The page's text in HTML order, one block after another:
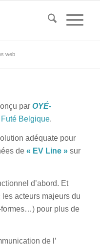
web
par OYÉ-
Futé Belgique.
adéquate pour
de « EV Line »sur
d’abord. Et
acteurs majeurs du
pour plus de
de l’